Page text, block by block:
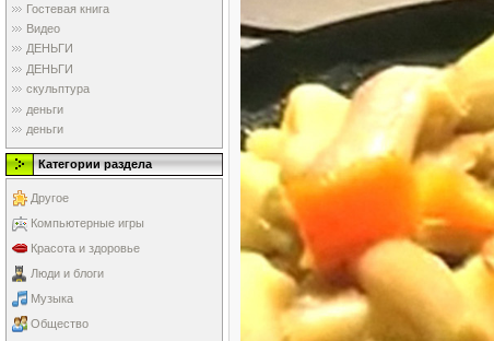
Гостевая книга
Видео
ДЕНЬГИ
ДЕНЬГИ
скульптура
деньги
деньги
Категории раздела
Другое
Компьютерные игры
Красота и здоровье
Люди и блоги
Музыка
Общество